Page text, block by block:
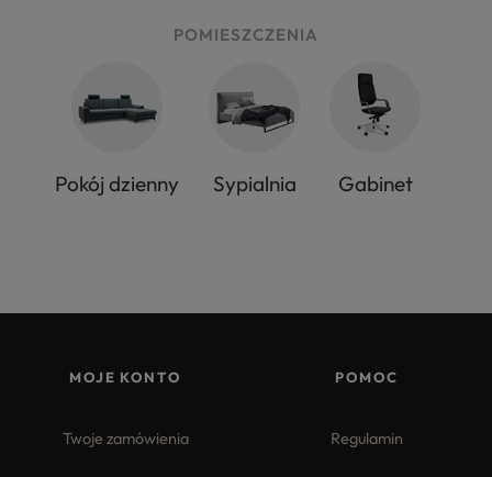
POMIESZCZENIA
Pokój dzienny Sypialnia Gabinet
MOJE KONTO
Twoje zamówienia
POMOC
Regulamin